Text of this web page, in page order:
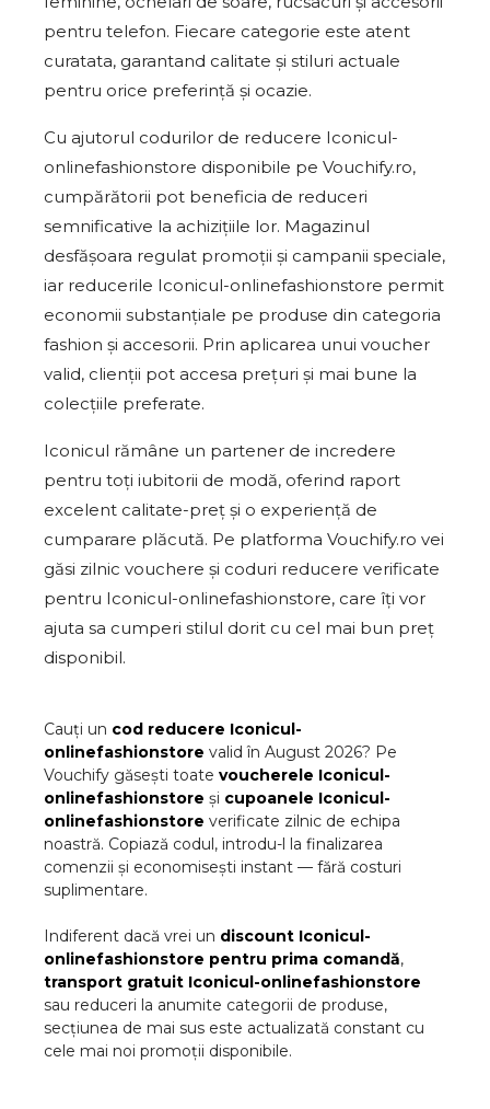
pentru telefon. Fiecare categorie este atent
curatata, garantand calitate și stiluri actuale
pentru orice preferință și ocazie.
Cu ajutorul codurilor de reducere Iconicul-
onlinefashionstore disponibile pe Vouchify.ro,
cumpărătorii pot beneficia de reduceri
semnificative la achizițiile lor. Magazinul
desfășoara regulat promoții și campanii speciale,
iar reducerile Iconicul-onlinefashionstore permit
economii substanțiale pe produse din categoria
fashion și accesorii. Prin aplicarea unui voucher
valid, clienții pot accesa prețuri și mai bune la
colecțiile preferate.
Iconicul rămâne un partener de incredere
pentru toți iubitorii de modă, oferind raport
excelent calitate-preț și o experiență de
cumparare plăcută. Pe platforma Vouchify.ro vei
găsi zilnic vouchere și coduri reducere verificate
pentru Iconicul-onlinefashionstore, care îți vor
ajuta sa cumperi stilul dorit cu cel mai bun preț
disponibil.
Cauți un cod reducere Iconicul-
onlinefashionstore valid în August 2026? Pe
Vouchify găsești toate voucherele Iconicul-
onlinefashionstore și cupoanele Iconicul-
onlinefashionstore verificate zilnic de echipa
noastră. Copiază codul, introdu-l la finalizarea
comenzii și economisești instant — fără costuri
suplimentare.
Indiferent dacă vrei un discount Iconicul-
onlinefashionstore pentru prima comandă,
transport gratuit Iconicul-onlinefashionstore
sau reduceri la anumite categorii de produse,
secțiunea de mai sus este actualizată constant cu
cele mai noi promoții disponibile.